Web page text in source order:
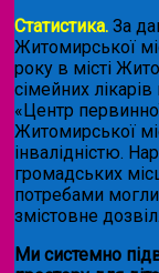
Статистика. За
Житомирської
року в місті
сімейних
«Центр
Житомирської
інвалідністю.
громадських
потребами
змістовне
Ми системно